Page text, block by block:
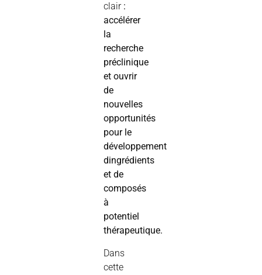
clair :
accélérer
la
recherche
préclinique
et ouvrir
de
nouvelles
opportunités
pour le
développement
dingrédients
et de
composés
à
potentiel
thérapeutique.
Dans
cette